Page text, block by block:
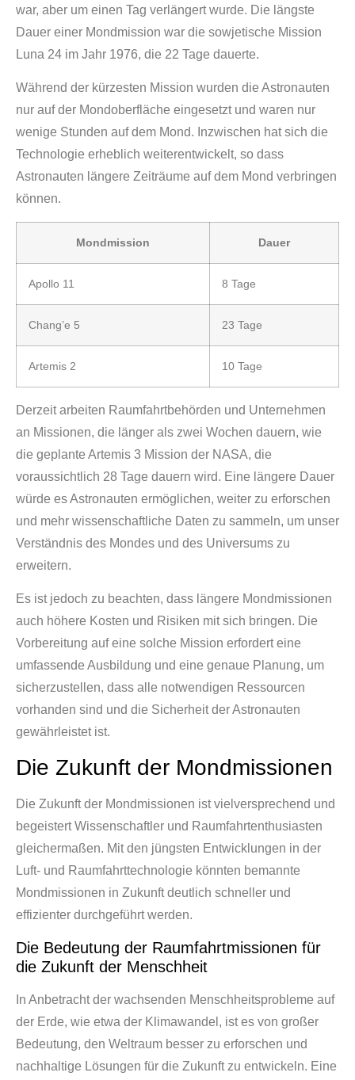
war, aber um einen Tag verlängert wurde. Die längste
Dauer einer Mondmission war die sowjetische Mission
Luna 24 im Jahr 1976, die 22 Tage dauerte.
Während der kürzesten Mission wurden die Astronauten
nur auf der Mondoberfläche eingesetzt und waren nur
wenige Stunden auf dem Mond. Inzwischen hat sich die
Technologie erheblich weiterentwickelt, so dass
Astronauten längere Zeiträume auf dem Mond verbringen
können.
Mondmission Dauer
Apollo 11 8 Tage
Chang’e 5 23 Tage
Artemis 2 10 Tage
Derzeit arbeiten Raumfahrtbehörden und Unternehmen
an Missionen, die länger als zwei Wochen dauern, wie
die geplante Artemis 3 Mission der NASA, die
voraussichtlich 28 Tage dauern wird. Eine längere Dauer
würde es Astronauten ermöglichen, weiter zu erforschen
und mehr wissenschaftliche Daten zu sammeln, um unser
Verständnis des Mondes und des Universums zu
erweitern.
Es ist jedoch zu beachten, dass längere Mondmissionen
auch höhere Kosten und Risiken mit sich bringen. Die
Vorbereitung auf eine solche Mission erfordert eine
umfassende Ausbildung und eine genaue Planung, um
sicherzustellen, dass alle notwendigen Ressourcen
vorhanden sind und die Sicherheit der Astronauten
gewährleistet ist.
Die Zukunft der Mondmissionen
Die Zukunft der Mondmissionen ist vielversprechend und
begeistert Wissenschaftler und Raumfahrtenthusiasten
gleichermaßen. Mit den jüngsten Entwicklungen in der
Luft- und Raumfahrttechnologie könnten bemannte
Mondmissionen in Zukunft deutlich schneller und
effizienter durchgeführt werden.
Die Bedeutung der Raumfahrtmissionen für
die Zukunft der Menschheit
In Anbetracht der wachsenden Menschheitsprobleme auf
der Erde, wie etwa der Klimawandel, ist es von großer
Bedeutung, den Weltraum besser zu erforschen und
nachhaltige Lösungen für die Zukunft zu entwickeln. Eine